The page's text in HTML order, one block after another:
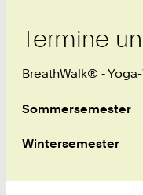
Termine
BreathWalk® ‑
Sommersemester
Wintersemester